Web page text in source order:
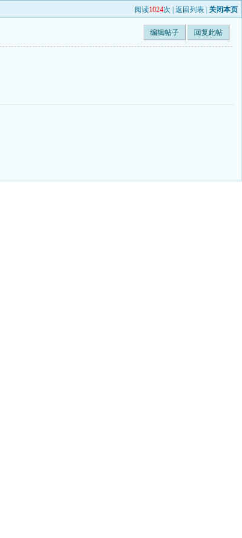
阅读1024次 | 返回列表 关闭本页
编辑帖子 回复此帖